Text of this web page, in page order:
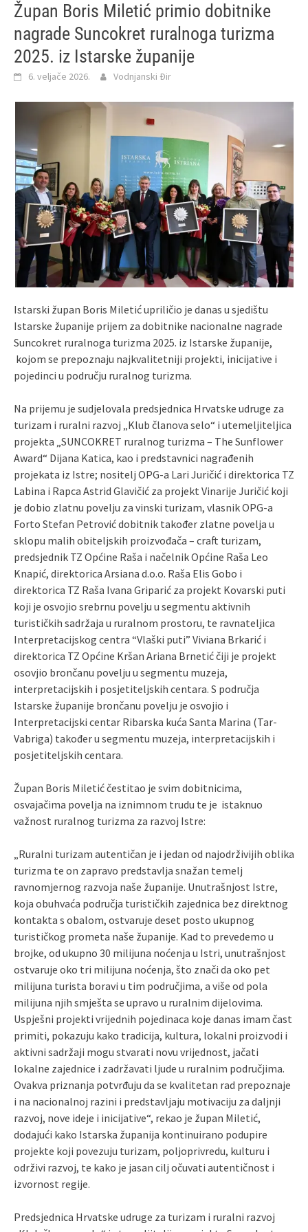
Župan Boris Miletić primio dobitnike
nagrade Suncokret ruralnoga turizma
2025. iz Istarske županije
6. veljače 2026. Vodnjanski Đir
Istarski župan Boris Miletić upriličio je danas u sjedištu
Istarske županije prijem za dobitnike nacionalne nagrade
Suncokret ruralnoga turizma 2025. iz Istarske županije,
kojom se prepoznaju najkvalitetniji projekti, inicijative i
pojedinci u području ruralnog turizma.
Na prijemu je sudjelovala predsjednica Hrvatske udruge za
turizam i ruralni razvoj „Klub članova selo“ i utemeljiteljica
projekta „SUNCOKRET ruralnog turizma – The Sunflower
Award“ Dijana Katica, kao i predstavnici nagrađenih
projekata iz Istre; nositelj OPG-a Lari Juričić i direktorica TZ
Labina i Rapca Astrid Glavičić za projekt Vinarije Juričić koji
je dobio zlatnu povelju za vinski turizam, vlasnik OPG-a
Forto Stefan Petrović dobitnik također zlatne povelja u
sklopu malih obiteljskih proizvođača – craft turizam,
predsjednik TZ Općine Raša i načelnik Općine Raša Leo
Knapić, direktorica Arsiana d.o.o. Raša Elis Gobo i
direktorica TZ Raša Ivana Griparić za projekt Kovarski puti
koji je osvojio srebrnu povelju u segmentu aktivnih
turističkih sadržaja u ruralnom prostoru, te ravnateljica
Interpretacijskog centra “Vlaški puti” Viviana Brkarić i
direktorica TZ Općine Kršan Ariana Brnetić čiji je projekt
osovjio brončanu povelju u segmentu muzeja,
interpretacijskih i posjetiteljskih centara. S područja
Istarske županije brončanu povelju je osvojio i
Interpretacijski centar Ribarska kuća Santa Marina (Tar-
Vabriga) također u segmentu muzeja, interpretacijskih i
posjetiteljskih centara.
Župan Boris Miletić čestitao je svim dobitnicima,
osvajačima povelja na iznimnom trudu te je istaknuo
važnost ruralnog turizma za razvoj Istre:
„Ruralni turizam autentičan je i jedan od najodrživijih oblika
turizma te on zapravo predstavlja snažan temelj
ravnomjernog razvoja naše županije. Unutrašnjost Istre,
koja obuhvaća područja turističkih zajednica bez direktnog
kontakta s obalom, ostvaruje deset posto ukupnog
turističkog prometa naše županije. Kad to prevedemo u
brojke, od ukupno 30 milijuna noćenja u Istri, unutrašnjost
ostvaruje oko tri milijuna noćenja, što znači da oko pet
milijuna turista boravi u tim područjima, a više od pola
milijuna njih smješta se upravo u ruralnim dijelovima.
Uspješni projekti vrijednih pojedinaca koje danas imam čast
primiti, pokazuju kako tradicija, kultura, lokalni proizvodi i
aktivni sadržaji mogu stvarati novu vrijednost, jačati
lokalne zajednice i zadržavati ljude u ruralnim područjima.
Ovakva priznanja potvrđuju da se kvalitetan rad prepoznaje
i na nacionalnoj razini i predstavljaju motivaciju za daljnji
razvoj, nove ideje i inicijative“, rekao je župan Miletić,
dodajući kako Istarska županija kontinuirano podupire
projekte koji povezuju turizam, poljoprivredu, kulturu i
održivi razvoj, te kako je jasan cilj očuvati autentičnost i
izvornost regije.
Predsjednica Hrvatske udruge za turizam i ruralni razvoj